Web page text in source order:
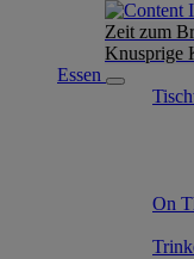
Zeit zum
Knusprige
Essen
On